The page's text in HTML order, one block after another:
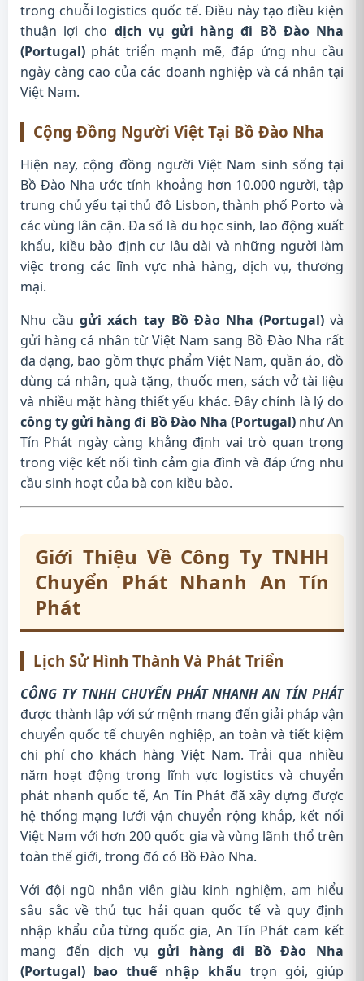
trong chuỗi logistics quốc tế. Điều này tạo điều kiện
thuận lợi cho dịch vụ gửi hàng đi Bồ Đào Nha
(Portugal) phát triển mạnh mẽ, đáp ứng nhu cầu
ngày càng cao của các doanh nghiệp và cá nhân tại
Việt Nam.
Cộng Đồng Người Việt Tại Bồ Đào Nha
Hiện nay, cộng đồng người Việt Nam sinh sống tại
Bồ Đào Nha ước tính khoảng hơn 10.000 người, tập
trung chủ yếu tại thủ đô Lisbon, thành phố Porto và
các vùng lân cận. Đa số là du học sinh, lao động xuất
khẩu, kiều bào định cư lâu dài và những người làm
việc trong các lĩnh vực nhà hàng, dịch vụ, thương
mại.
Nhu cầugửi xách tay Bồ Đào Nha (Portugal)và
gửi hàng cá nhân từ Việt Nam sang Bồ Đào Nha rất
đa dạng, bao gồm thực phẩm Việt Nam, quần áo, đồ
dùng cá nhân, quà tặng, thuốc men, sách vở tài liệu
và nhiều mặt hàng thiết yếu khác. Đây chính là lý do
công ty gửi hàng đi Bồ Đào Nha (Portugal)như An
Tín Phát ngày càng khẳng định vai trò quan trọng
trong việc kết nối tình cảm gia đình và đáp ứng nhu
cầu sinh hoạt của bà con kiều bào.
Giới Thiệu Về Công Ty TNHH
Chuyển Phát Nhanh An Tín
Phát
Lịch Sử Hình Thành Và Phát Triển
CÔNG TY TNHH CHUYỂN PHÁT NHANH AN TÍN PHÁT
được thành lập với sứ mệnh mang đến giải pháp vận
chuyển quốc tế chuyên nghiệp, an toàn và tiết kiệm
chi phí cho khách hàng Việt Nam. Trải qua nhiều
năm hoạt động trong lĩnh vực logistics và chuyển
phát nhanh quốc tế, An Tín Phát đã xây dựng được
hệ thống mạng lưới vận chuyển rộng khắp, kết nối
Việt Nam với hơn 200 quốc gia và vùng lãnh thổ trên
toàn thế giới, trong đó có Bồ Đào Nha.
Với đội ngũ nhân viên giàu kinh nghiệm, am hiểu
sâu sắc về thủ tục hải quan quốc tế và quy định
nhập khẩu của từng quốc gia, An Tín Phát cam kết
mang đến dịch vụgửi hàng đi Bồ Đào Nha
(Portugal) bao thuế nhập khẩu trọn gói, giúp